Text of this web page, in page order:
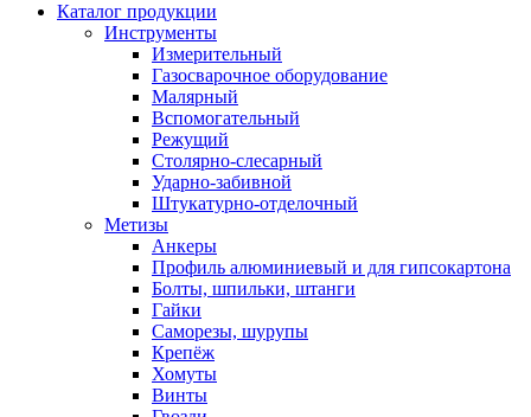
Каталог продукции
Инструменты
Измерительный
Газосварочное оборудование
Малярный
Вспомогательный
Режущий
Столярно-слесарный
Ударно-забивной
Штукатурно-отделочный
Метизы
Анкеры
Профиль алюминиевый и для гипсокартона
Болты, шпильки, штанги
Гайки
Саморезы, шурупы
Крепёж
Хомуты
Винты